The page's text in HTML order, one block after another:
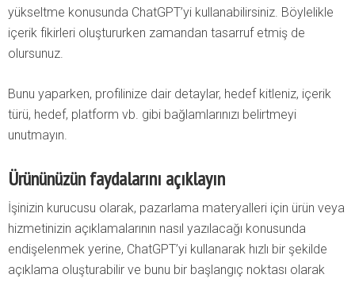
yükseltme konusunda ChatGPT’yi kullanabilirsiniz. Böylelikle
içerik fikirleri oluştururken zamandan tasarruf etmiş de
olursunuz.
Bunu yaparken, profilinize dair detaylar, hedef kitleniz, içerik
türü, hedef, platform vb. gibi bağlamlarınızı belirtmeyi
unutmayın.
Ürününüzün faydalarını açıklayın
İşinizin kurucusu olarak, pazarlama materyalleri için ürün veya
hizmetinizin açıklamalarının nasıl yazılacağı konusunda
endişelenmek yerine, ChatGPT’yi kullanarak hızlı bir şekilde
açıklama oluşturabilir ve bunu bir başlangıç ​​noktası olarak